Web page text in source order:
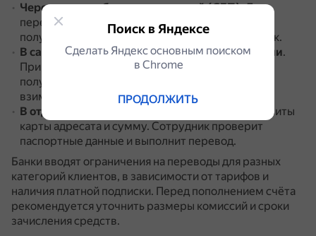
Через систему быстрых платежей (СБП).Для
перевода достаточно указать номер телефона
получателя, привязанный к счёту, и выбрать банк.
В салоне сотовой связи или почтовом отделении.
При себе нужно иметь паспорт и знать данные
получателя (реквизиты, ФИО).
взимается комиссия.
В отделении банка
Нужно указать ФИО, реквизиты
карты адресата и сумму. Сотрудник проверит
паспортные данные и выполнит перевод.
Банки вводят ограничения на переводы для разных
категорий клиентов, в зависимости от тарифов и
наличия платной подписки. Перед пополнением счёта
рекомендуется уточнить размеры комиссий и сроки
зачисления средств.
Поиск в Яндексе
Сделать Яндекс основным поиском
в Сhrome
ПРОДОЛЖИТЬ